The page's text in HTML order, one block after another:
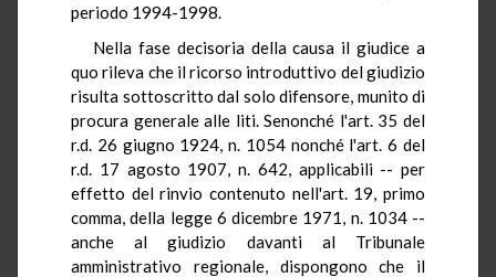
periodo 1994-1998.
Nella fase decisoria della causa il giudice a
quo rileva che il ricorso introduttivo del giudizio
risulta sottoscritto dal solo difensore, munito di
procura generale alle liti. Senonché l'art. 35 del
r.d. 26 giugno 1924, n. 1054 nonché l'art. 6 del
r.d. 17 agosto 1907, n. 642, applicabili -- per
effetto del rinvio contenuto nell'art. 19, primo
comma, della legge 6 dicembre 1971, n. 1034 --
anche al giudizio davanti al Tribunale
amministrativo regionale, dispongono che il